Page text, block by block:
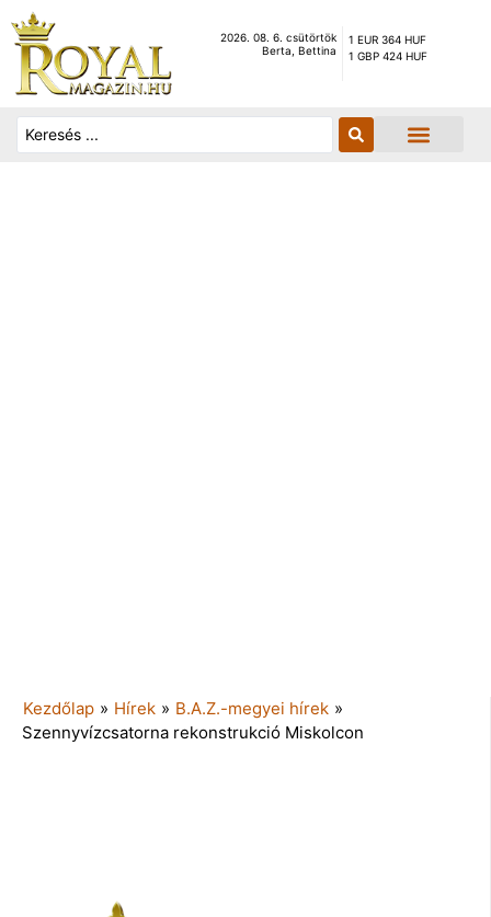
2026. 08. 6. csütörtök
Berta, Bettina
1 EUR 364 HUF
1 GBP 424 HUF
Kezdőlap » Hírek » B.A.Z.-megyei hírek »
Szennyvízcsatorna rekonstrukció Miskolcon